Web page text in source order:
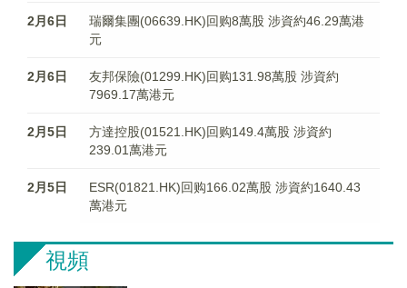
2月6日
瑞爾集團(06639.HK)回购8萬股 涉資約46.29萬港
元
2月6日
友邦保險(01299.HK)回购131.98萬股 涉資約
7969.17萬港元
2月5日
方達控股(01521.HK)回购149.4萬股 涉資約
239.01萬港元
2月5日
ESR(01821.HK)回购166.02萬股 涉資約1640.43
萬港元
視頻